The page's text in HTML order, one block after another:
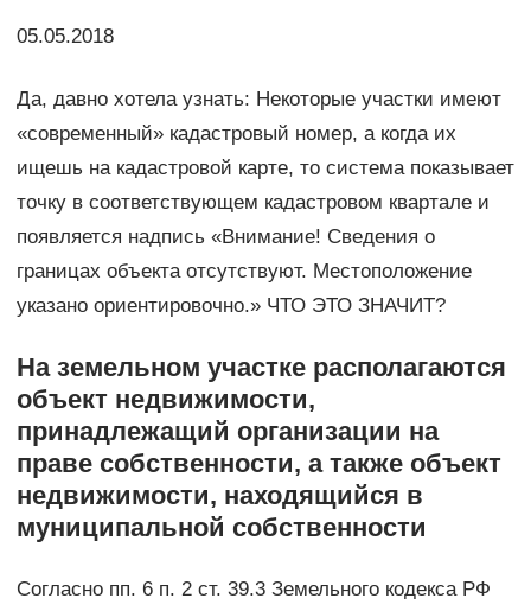
05.05.2018
Да, давно хотела узнать: Некоторые участки имеют
«современный» кадастровый номер, а когда их
ищешь на кадастровой карте, то система показывает
точку в соответствующем кадастровом квартале и
появляется надпись «Внимание! Сведения о
границах объекта отсутствуют. Местоположение
указано ориентировочно.» ЧТО ЭТО ЗНАЧИТ?
На земельном участке располагаются
объект недвижимости,
принадлежащий организации на
праве собственности, а также объект
недвижимости, находящийся в
муниципальной собственности
Согласно пп. 6 п. 2 ст. 39.3 Земельного кодекса РФ